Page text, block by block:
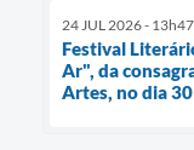
24 JUL 2026 - 13h47
Festival
Ar", da
Artes, no dia 30